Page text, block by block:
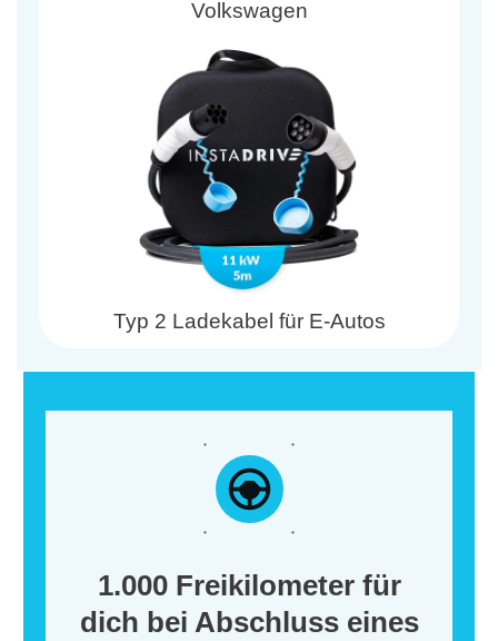
Volkswagen
Typ 2 Ladekabel für E-Autos
1.000 Freikilometer für
dich bei Abschluss eines